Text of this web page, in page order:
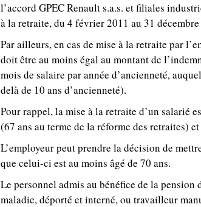
l’accord GPEC Renault s.a.s. et filiales
à la retraite, du 4 février 2011 au 31
Par ailleurs, en cas de mise à la retraite par
doit être au moins égal au montant de
mois de salaire par année d’ancienneté,
delà de 10 ans d’ancienneté).
Pour rappel, la mise à la retraite d’un salarié
(67 ans au terme de la réforme des retraites) et
L’employeur peut prendre la décision de
que celui-ci est au moins âgé de 70 ans.
Le personnel admis au bénéfice de la
maladie, déporté et interné, ou travailleur